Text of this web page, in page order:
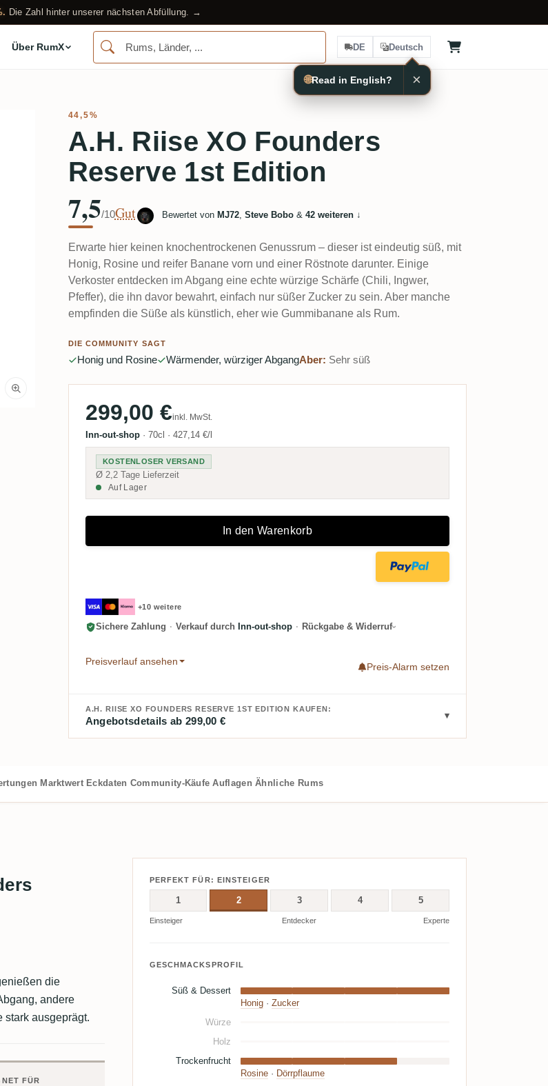
Die Zahl hinter unserer nächsten Abfüllung. →
Über RumX DE Deutsch
44,5%
A.H. Riise XO Founders
Reserve 1st Edition
7,5/10Gut Bewertet von MJ72, Steve Bobo& 42 weiteren↓
Erwarte hier keinen knochentrockenen Genussrum – dieser ist eindeutig süß, mit
Honig, Rosine und reifer Banane vorn und einer Röstnote darunter. Einige
Verkoster entdecken im Abgang eine echte würzige Schärfe (Chili, Ingwer,
Pfeffer), die ihn davor bewahrt, einfach nur süßer Zucker zu sein. Aber manche
empfinden die Süße als künstlich, eher wie Gummibanane als Rum.
DIE COMMUNITY SAGT
Honig und Rosine Wärmender, würziger AbgangAber: Sehr süß
299,00 €inkl. MwSt.
Inn-out-shop · 70cl · 427,14 €/l
KOSTENLOSER VERSAND
Ø 2,2 Tage Lieferzeit
Auf Lager
In den Warenkorb
+10 weitere
Sichere Zahlung · Verkauf durch Inn-out-shop · Rückgabe & Widerruf
Preisverlauf ansehen
Preis-Alarm setzen
A.H. RIISE XO FOUNDERS RESERVE 1ST EDITION KAUFEN:
Angebotsdetails ab 299,00 €
Marktwert Eckdaten Community-Käufe Auflagen Ähnliche Rums
die
andere
stark ausgeprägt.
FÜR
PERFEKT FÜR: EINSTEIGER
1 2 3 4 5
Einsteiger Entdecker Experte
GESCHMACKSPROFIL
Süß & Dessert
Honig· Zucker
Würze
Holz
Trockenfrucht
Rosine· Dörrpflaume
🌐Read in English? ×